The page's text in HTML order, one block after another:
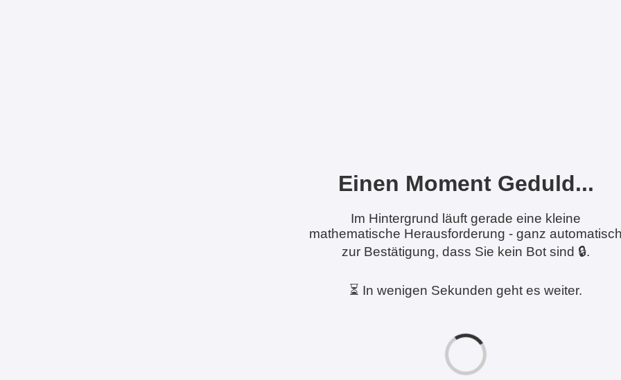
Einen Moment Geduld...
Im Hintergrund läuft gerade eine kleine
mathematische Herausforderung - ganz
zur Bestätigung, dass Sie kein Bot sind 🔒.
⏳ In wenigen Sekunden geht es weiter.